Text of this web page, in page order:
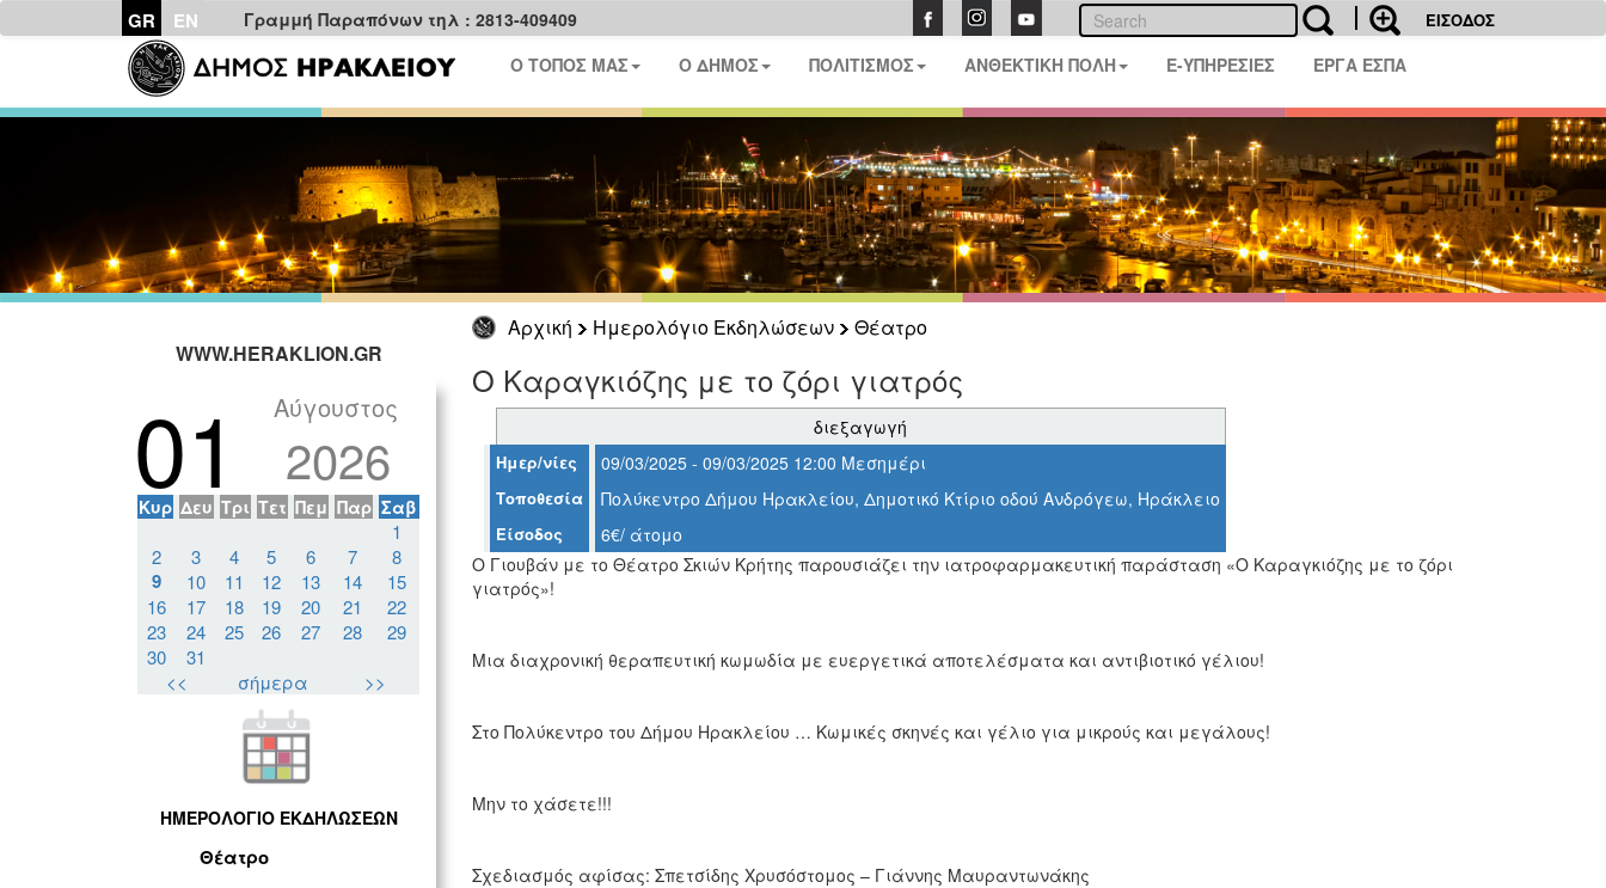
GR EN Γραμμή Παραπόνων τηλ : 2813-409409 ΕΙΣΟΔΟΣ
Ο ΤΟΠΟΣ ΜΑΣ Ο ΔΗΜΟΣ ΠΟΛΙΤΙΣΜΟΣ ΑΝΘΕΚΤΙΚΗ ΠΟΛΗ E-ΥΠΗΡΕΣΙΕΣ ΕΡΓΑ ΕΣΠΑ
Αρχική Ημερολόγιο Εκδηλώσεων
Θέατρο
WWW.HERAKLION.GR
01 Αύγουστος
2026
Κυρ Δευ Τρι Τετ Πεμ Παρ Σαβ
1
2
3 4 5 6 7 8
9 10 11 12 13 14
15
16
17 18 19 20 21
22
23
24 25 26 27 28
29
30
31
<<
σήμερα >>
ΗΜΕΡΟΛΟΓΙΟ ΕΚΔΗΛΩΣΕΩΝ
Θέατρο
Ο Καραγκιόζης με το ζόρι γιατρός
διεξαγωγή
Ημερ/νίες 09/03/2025 - 09/03/2025 12:00 Μεσημέρι
Τοποθεσία Πολύκεντρο Δήμου Ηρακλείου, Δημοτικό Κτίριο οδού Ανδρόγεω, Ηράκλειο
Είσοδος
6€/ άτομο
Ο Γιουβάν με το Θέατρο Σκιών Κρήτης παρουσιάζει την ιατροφαρμακευτική παράσταση «Ο Καραγκιόζης με το ζόρι
γιατρός»!
Μια διαχρονική θεραπευτική κωμωδία με ευεργετικά αποτελέσματα και αντιβιοτικό γέλιου!
Στο Πολύκεντρο του Δήμου Ηρακλείου … Κωμικές σκηνές και γέλιο για μικρούς και μεγάλους!
Μην το χάσετε!!!
Σχεδιασμός αφίσας: Σπετσίδης Χρυσόστομος – Γιάννης Μαυραντωνάκης